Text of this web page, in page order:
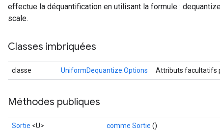
effectue la déquantification en utilisant la formule :
scale.
Classes imbriquées
classe UniformDequantize.Options Attributs facultatifs
Méthodes publiques
Sortie <U> comme Sortie ()